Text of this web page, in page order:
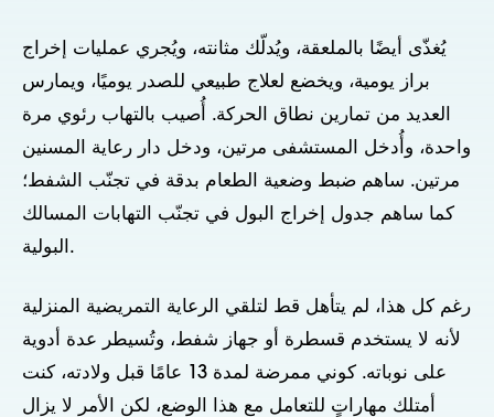
يُغذّى أيضًا بالملعقة، ويُدلّك مثانته، ويُجري عمليات إخراج
براز يومية، ويخضع لعلاج طبيعي للصدر يوميًا، ويمارس
العديد من تمارين نطاق الحركة. أُصيب بالتهاب رئوي مرة
واحدة، وأُدخل المستشفى مرتين، ودخل دار رعاية المسنين
مرتين. ساهم ضبط وضعية الطعام بدقة في تجنّب الشفط؛
كما ساهم جدول إخراج البول في تجنّب التهابات المسالك
البولية.
رغم كل هذا، لم يتأهل قط لتلقي الرعاية التمريضية المنزلية
لأنه لا يستخدم قسطرة أو جهاز شفط، وتُسيطر عدة أدوية
على نوباته. كوني ممرضة لمدة 13 عامًا قبل ولادته، كنت
أمتلك مهاراتٍ للتعامل مع هذا الوضع، لكن الأمر لا يزال